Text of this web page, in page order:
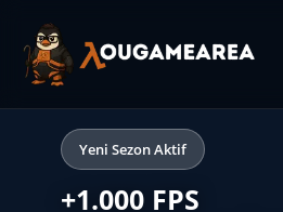
Yeni Sezon Aktif
+1.000 FPS